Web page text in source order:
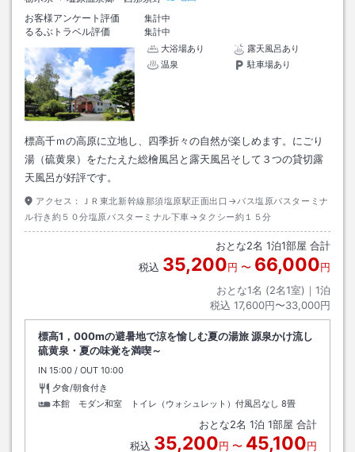
お客様アンケート評価
集計中
るるぶトラベル評価
集計中
大浴場あり
露天風呂あり
温泉
駐車場あり
標高千ｍの高原に立地し、四季折々の自然が楽しめます。にごり
湯（硫黄泉）をたたえた総檜風呂と露天風呂そして３つの貸切露
天風呂が好評です。
アクセス：
ＪＲ東北新幹線那須塩原駅正面出口→バス塩原バスターミナ
ル行き約５０分塩原バスターミナル下車→タクシー約１５分
おとな2名 1泊1部屋 合計
税込 35,200円 〜 66,000円
おとな1名 (2名1室)｜ 1泊
税込 17,600円〜33,000円
標高1，000mの避暑地で涼を愉しむ夏の湯旅 源泉かけ流し
硫黄泉・夏の味覚を満喫～
IN チェックイン
15:00 / OUT チェックアウト
10:00
夕食/朝食付き
本館 モダン和室 トイレ（ウォシュレット）付風呂なし 8畳
おとな2名 1泊 1部屋 合計
税込 35,200円 〜 45,100円